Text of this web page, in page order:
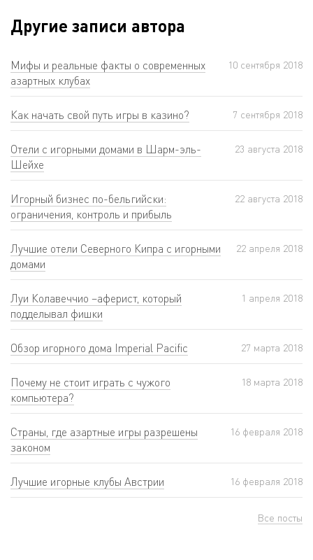
Другие записи автора
Мифы и реальные факты о современных
азартных клубах
10 сентября 2018
Как начать свой путь игры в казино? 7 сентября 2018
Отели с игорными домами в Шарм-эль-
Шейхе
23 августа 2018
Игорный бизнес по-бельгийски:
ограничения, контроль и прибыль
22 августа 2018
Лучшие отели Северного Кипра с игорными
домами
22 апреля 2018
Луи Колавеччио –аферист, который
подделывал фишки
1 апреля 2018
Обзор игорного дома Imperial Pacific 27 мартa 2018
Почему не стоит играть с чужого
компьютера?
18 мартa 2018
Страны, где азартные игры разрешены
законом
16 февраля 2018
Лучшие игорные клубы Австрии 16 февраля 2018
Все посты